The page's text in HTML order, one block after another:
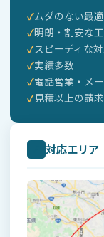
話、メール
報を利用する
4. 防犯カ
当センターは
または録画
査、設定調
でのみ取り
実績紹介、
ムダのない最
明朗・割安な
スピーディな
実績多数
電話営業・メ
見積以上の請
対応エリア